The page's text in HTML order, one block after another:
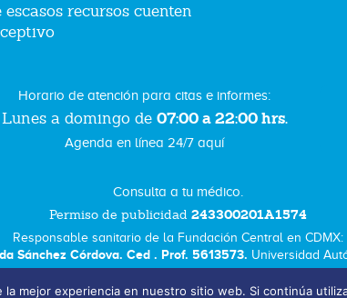
recursos cuenten
Horario de atención para citas e informes:
Lunes a domingo de 07:00 a 22:00 hrs.
Agenda en línea 24/7 aquí
Consulta a tu médico.
Permiso de publicidad243300201A1574
Responsable sanitario de la Fundación Central en CDMX:
Sánchez Córdova. Ced . Prof. 5613573. Universidad
Términos y Condiciones
la mejor experiencia en nuestro sitio web. Si continúa